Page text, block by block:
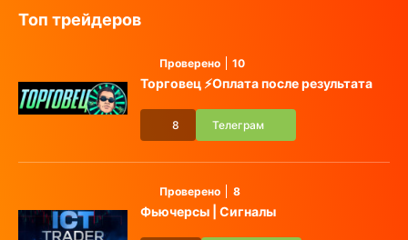
Топ трейдеров
Проверено 10
Торговец ⚡️Оплата после результата
8 Телеграм
Проверено 8
Фьючерсы | Сигналы